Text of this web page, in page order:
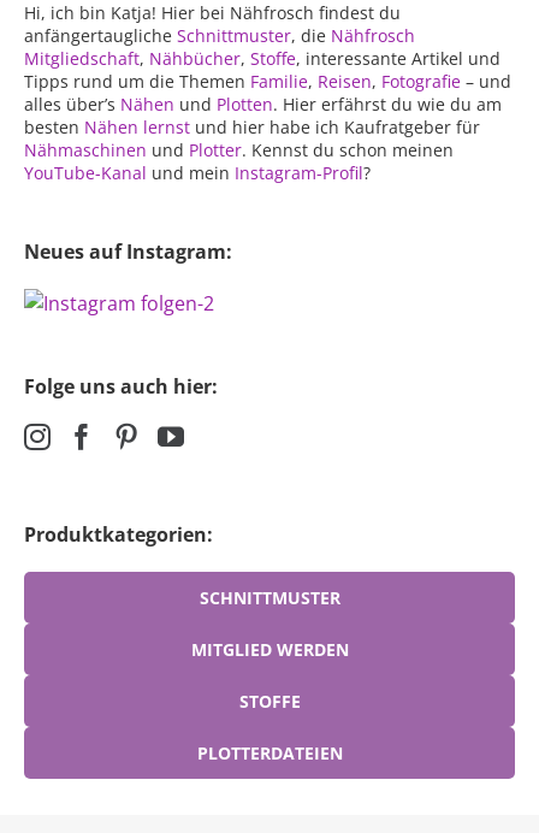
Hi, ich bin Katja! Hier bei Nähfrosch findest du
anfängertaugliche Schnittmuster, die Nähfrosch
Mitgliedschaft, Nähbücher, Stoffe, interessante Artikel und
Tipps rund um die Themen Familie, Reisen, Fotografie – und
alles über’s Nähen und Plotten. Hier erfährst du wie du am
besten Nähen lernst und hier habe ich Kaufratgeber für
Nähmaschinen und Plotter. Kennst du schon meinen
YouTube-Kanal und mein Instagram-Profil?
Neues auf Instagram:
Folge uns auch hier:
Produktkategorien:
SCHNITTMUSTER
MITGLIED WERDEN
STOFFE
PLOTTERDATEIEN